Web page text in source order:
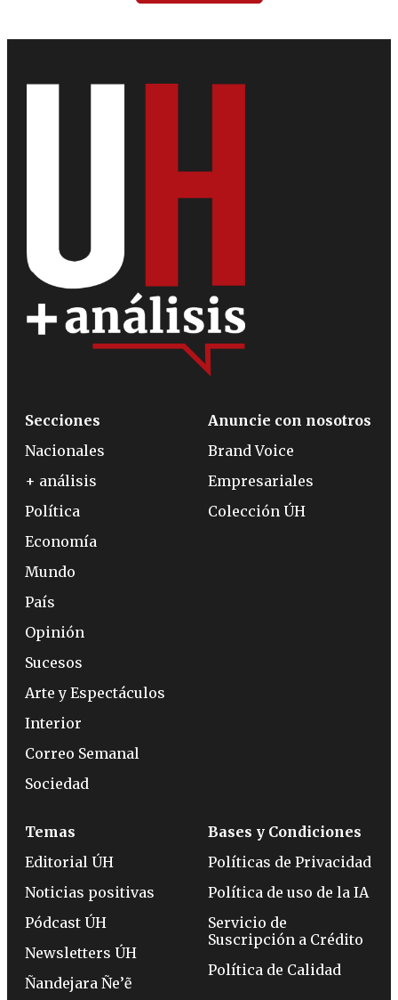
Secciones
Nacionales
+ análisis
Política
Economía
Mundo
País
Opinión
Sucesos
Arte y Espectáculos
Interior
Correo Semanal
Sociedad
Anuncie con nosotros
Brand Voice
Empresariales
Colección ÚH
Temas
Editorial ÚH
Noticias positivas
Pódcast ÚH
Newsletters ÚH
Ñandejara Ñe’ẽ
Bases y Condiciones
Políticas de Privacidad
Política de uso de la IA
Servicio de
Suscripción a Crédito
Política de Calidad